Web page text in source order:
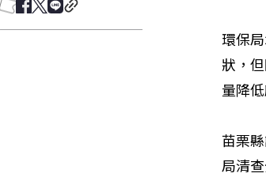
環保
狀，
量降
苗栗
局清